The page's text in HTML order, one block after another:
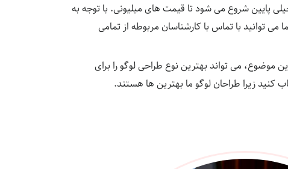
پایین شروع می شود تا قیمت های میلیونی. با توجه به
توانید با تماس با کارشناسان مربوطه از تمامی
موضوع، می تواند بهترین نوع طراحی لوگو را برای
زیرا طراحان لوگو ما بهترین ها هستند.